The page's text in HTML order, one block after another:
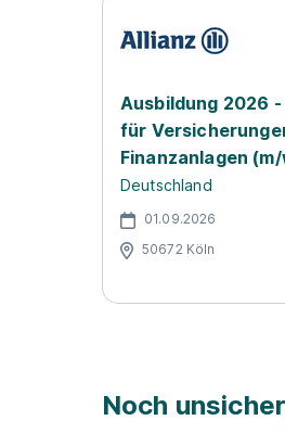
Ausbildung 2026
für
Finanzanlagen
Deutschland
01.09.2026
50672 Köln
Noch